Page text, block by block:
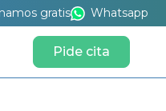
gratis Whatsapp
Pide cita